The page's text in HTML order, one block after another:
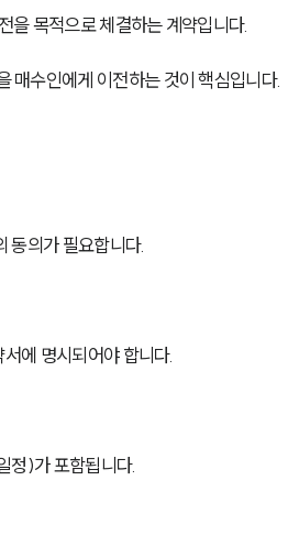
을 목적으로 체결하는 계약입니다.
매수인에게 이전하는 것이 핵심입니다.
동의가 필요합니다.
에 명시되어야 합니다.
정)가 포함됩니다.